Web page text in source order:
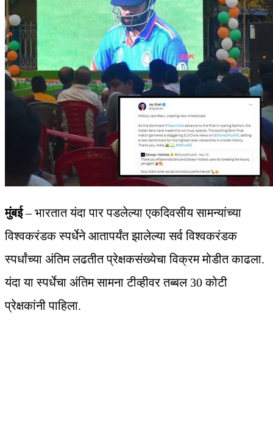
मुंबई– भारतात यंदा पार पडलेल्या एकदिवसीय सामन्यांच्या
विश्‍वकरंडक स्पर्धेने आतापर्यंत झालेल्या सर्व विश्‍वकरंडक
स्पर्धांच्या अंतिम लढतीत प्रेक्षकसंख्येचा विक्रम मोडीत काढला.
यंदा या स्पर्धेचा अंतिम सामना टीव्हीवर तब्बल 30 कोटी
प्रेक्षकांनी पाहिला.